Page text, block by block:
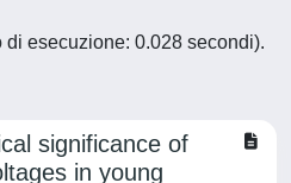
di esecuzione: 0.028 secondi).
significance of
in young